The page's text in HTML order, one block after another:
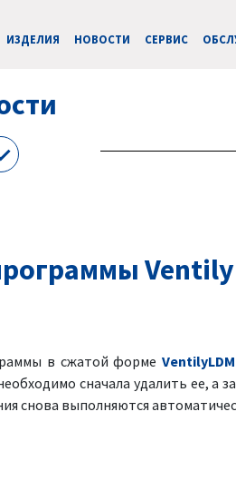
ИЗДЕЛИЯ НОВОСТИ CЕРВИС
Ventily
в сжатой форме
сначала удалить ее, а
снова выполняются